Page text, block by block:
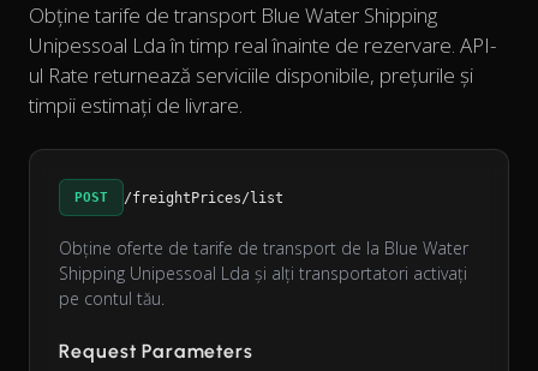
Obține tarife de transport Blue Water Shipping
Unipessoal Lda în timp real înainte de rezervare. API-
ul Rate returnează serviciile disponibile, prețurile și
timpii estimați de livrare.
POST /freightPrices/list
Obține oferte de tarife de transport de la Blue Water
Shipping Unipessoal Lda și alți transportatori activați
pe contul tău.
Request Parameters